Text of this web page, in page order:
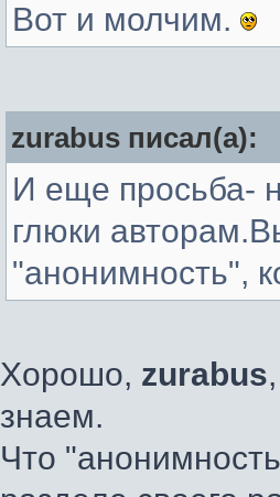
Вот и молчим.
zurabus писал(а):
И еще просьба-
глюки
"анонимность",
Хорошо, zurabus
знаем.
Что